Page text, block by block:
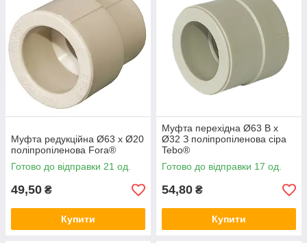
Муфта редукційна Ø63 х Ø20
поліпропіленова Fora®
Готово до відправки 21 од.
49,50 ₴
Купити
Муфта перехідна Ø63 В х
Ø32 З поліпропіленова сіра
Tebo®
Готово до відправки 17 од.
54,80 ₴
Купити